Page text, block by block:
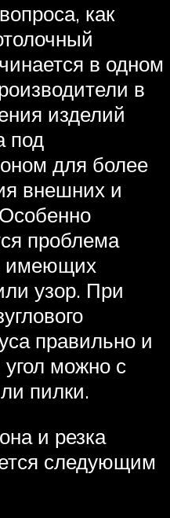
как
в одном
в
изделий
под
для более
внешних и
проблема
имеющих
узор. При
правильно и
можно с
пилки.
и резка
следующим